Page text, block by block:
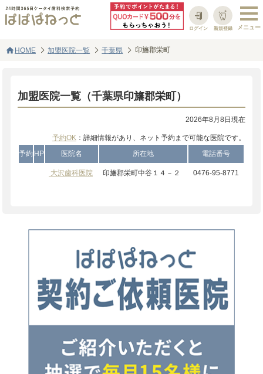
新規登録
ログイン
homeHOME 加盟医院一覧 千葉県 印旛郡栄町
加盟医院一覧（千葉県印旛郡栄町）
2026年8月8日現在
予約OK：詳細情報があり、ネット予約まで可能な医院です。
予約 HP 医院名 所在地 電話番号
大沢歯科医院 印旛郡栄町中谷１４－２ 0476-95-8771